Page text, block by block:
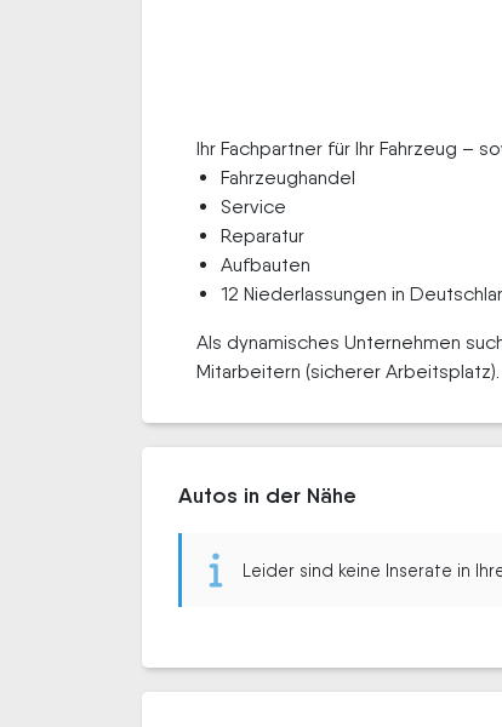
Ihr Fachpartner für Ihr Fahrzeug –
Fahrzeughandel
Service
Reparatur
Aufbauten
12 Niederlassungen in
Als dynamisches Unternehmen
Mitarbeitern (sicherer Arbeitsplatz).
Autos in der Nähe
Leider sind keine Inserate in